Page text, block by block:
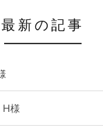
最新の記事
様